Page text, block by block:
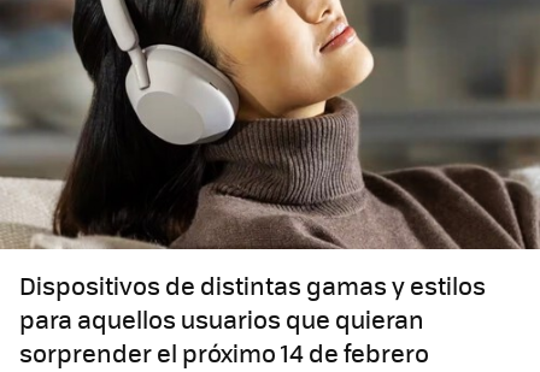
Dispositivos de distintas gamas y estilos
para aquellos usuarios que quieran
sorprender el próximo 14 de febrero